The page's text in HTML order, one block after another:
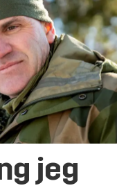
jeg